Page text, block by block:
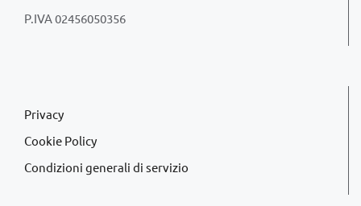
P.IVA 02456050356
Privacy
Cookie Policy
Condizioni generali di servizio